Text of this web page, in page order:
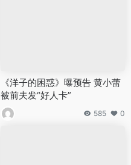
《洋子的困惑》曝预告 黄小蕾
被前夫发“好人卡”
585 0